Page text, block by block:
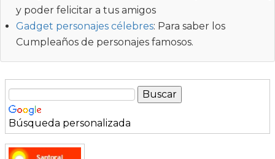
y poder felicitar a tus amigos
Gadget personajes célebres: Para saber los
Cumpleaños de personajes famosos.
Búsqueda personalizada